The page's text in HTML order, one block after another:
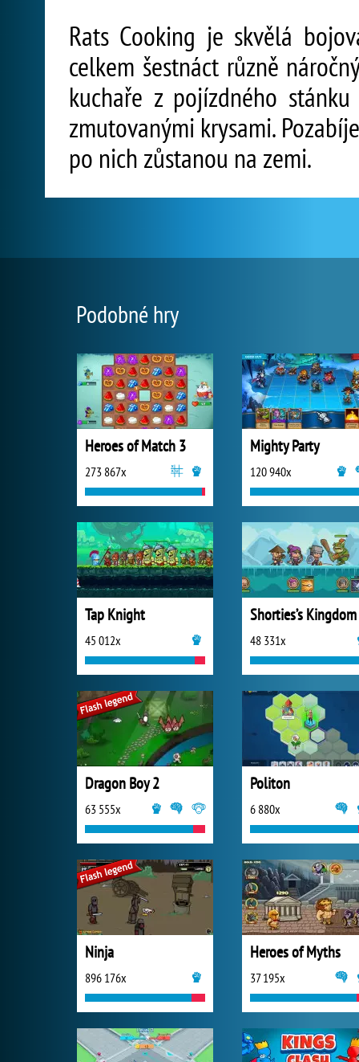
Rats Cooking je skvělá
celkem šestnáct různě
kuchaře z pojízdného
zmutovanými krysami.
po nich zůstanou na zemi.
Podobné hry
Heroes of Match 3
273 867x
Mighty Party
120 940x
Tap Knight
45 012x
Shorties’s
48 331x
Dragon Boy 2
63 555x
Politon
6 880x
Ninja
896 176x
Heroes of Myths
37 195x